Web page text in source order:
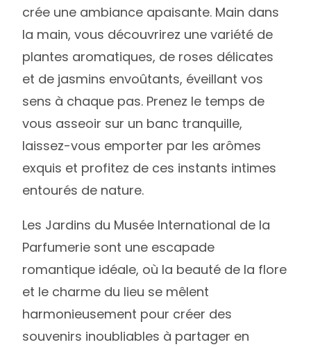
crée une ambiance apaisante. Main dans
la main, vous découvrirez une variété de
plantes aromatiques, de roses délicates
et de jasmins envoûtants, éveillant vos
sens à chaque pas. Prenez le temps de
vous asseoir sur un banc tranquille,
laissez-vous emporter par les arômes
exquis et profitez de ces instants intimes
entourés de nature.
Les Jardins du Musée International de la
Parfumerie sont une escapade
romantique idéale, où la beauté de la flore
et le charme du lieu se mêlent
harmonieusement pour créer des
souvenirs inoubliables à partager en